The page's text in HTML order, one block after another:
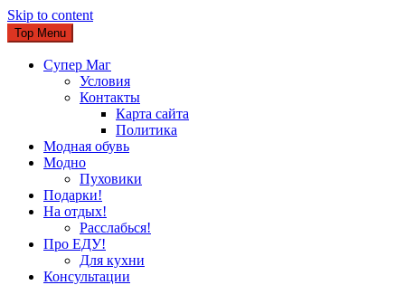
Skip to content
Top Menu
Супер Маг
Условия
Контакты
Карта сайта
Политика
Модная обувь
Модно
Пуховики
Подарки!
На отдых!
Расслабься!
Про ЕДУ!
Для кухни
Консультации